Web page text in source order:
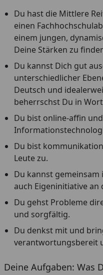
Du hast die Mittlere
einen
einem jungen,
Deine Stärken zu
Du kannst Dich gut
unterschiedlicher
Deutsch und
beherrschst Du in
Du bist online-affin
Du bist
Leute zu.
Du kannst gemeinsam
auch Eigeninitiative an
Du gehst Probleme
und sorgfältig.
Du denkst mit und
verantwortungsbereit
Deine Aufgaben: Was